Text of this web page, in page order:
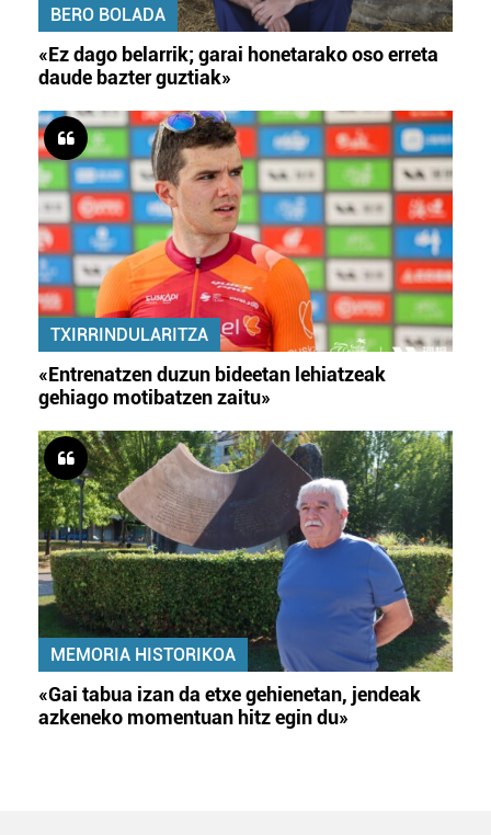
BERO BOLADA
«Ez dago belarrik; garai honetarako oso erreta
daude bazter guztiak»
TXIRRINDULARITZA
«Entrenatzen duzun bideetan lehiatzeak
gehiago motibatzen zaitu»
MEMORIA HISTORIKOA
«Gai tabua izan da etxe gehienetan, jendeak
azkeneko momentuan hitz egin du»